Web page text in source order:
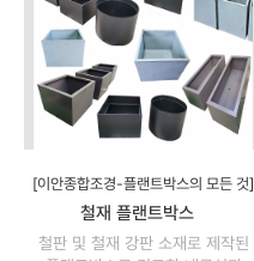
[이안종합조경-플랜트박스의 모든 것]
철재 플랜트박스
철판 및 철재 강판 소재로 제작된